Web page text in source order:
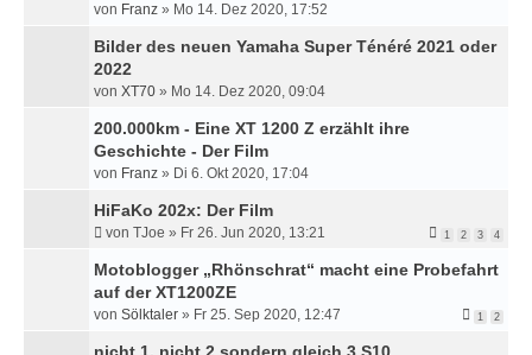
von Franz » Mo 14. Dez 2020, 17:52
Bilder des neuen Yamaha Super Ténéré 2021 oder
2022
von XT70 » Mo 14. Dez 2020, 09:04
200.000km - Eine XT 1200 Z erzählt ihre
Geschichte - Der Film
von Franz » Di 6. Okt 2020, 17:04
HiFaKo 202x: Der Film
von TJoe » Fr 26. Jun 2020, 13:21 1 2 3 4
Motoblogger „Rhönschrat“ macht eine Probefahrt
auf der XT1200ZE
von Sölktaler » Fr 25. Sep 2020, 12:47 1 2